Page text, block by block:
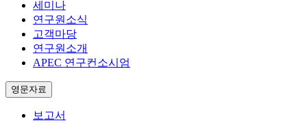
세미나
연구원소식
고객마당
연구원소개
APEC 연구컨소시엄
영문자료
보고서